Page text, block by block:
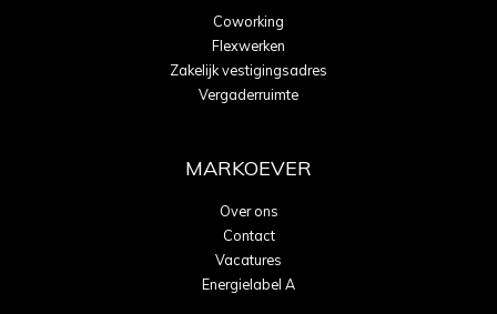
Coworking
Flexwerken
Zakelijk vestigingsadres
Vergaderruimte
MARKOEVER
Over ons
Contact
Vacatures
Energielabel A